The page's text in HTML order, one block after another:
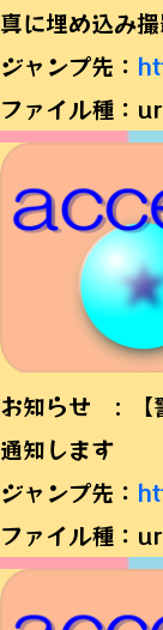
真に埋め込み
ジャンプ先：
ファイル種：
お知らせ : 【
通知します
ジャンプ先：
ファイル種：